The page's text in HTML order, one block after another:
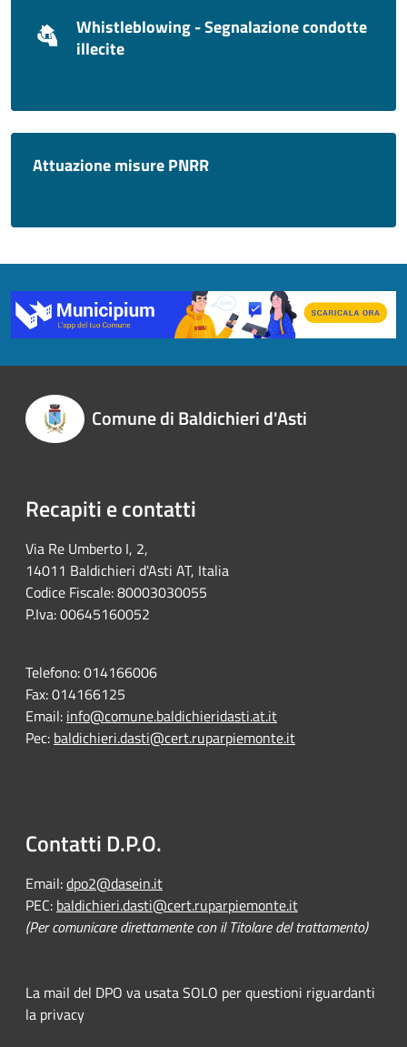
Whistleblowing - Segnalazione condotte
illecite
Attuazione misure PNRR
Comune di Baldichieri d'Asti
Recapiti e contatti
Via Re Umberto I, 2,
14011 Baldichieri d'Asti AT, Italia
Codice Fiscale: 80003030055
P.Iva: 00645160052
Telefono:014166006
Fax:014166125
Email: info@comune.baldichieridasti.at.it
Pec: baldichieri.dasti@cert.ruparpiemonte.it
Contatti D.P.O.
Email:dpo2@dasein.it
PEC: baldichieri.dasti@cert.ruparpiemonte.it
(Per comunicare direttamente con il Titolare del trattamento)
La mail del DPO va usata SOLO per questioni riguardanti
la privacy